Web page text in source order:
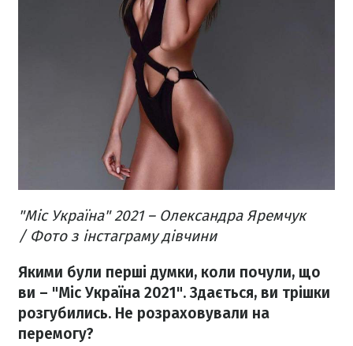
"Міс Україна" 2021 – Олександра Яремчук
/ Фото з інстаграму дівчини
Якими були перші думки, коли почули, що
ви – "Міс Україна 2021". Здається, ви трішки
розгубились. Не розраховували на
перемогу?